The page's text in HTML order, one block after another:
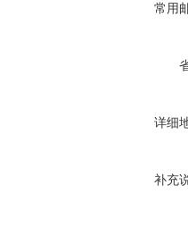
常用
详细
补充